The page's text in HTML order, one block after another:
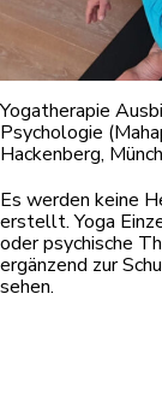
Yogatherapie
Psychologie
Hackenberg,
Es werden keine
erstellt. Yoga
oder psychische
ergänzend zur
sehen.